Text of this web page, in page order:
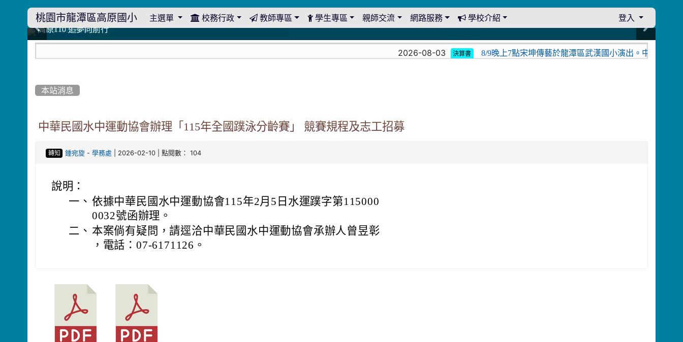
桃園市龍潭區高原國小 主選單 校務行政 教師專區 學生專區 親師交流 網路服務 學校介紹
登入
114學年度模範生
114學年度模範生
高原110 追夢向前行
高原110 追夢向前行
橄欖樹群
橄欖樹群
:::
2026-08-03 決算書 8/9晚上7點宋坤傳藝於龍潭區武漢國小演出。中壢光影館8
本站消息
中華民國水中運動協會辦理「115年全國蹼泳分齡賽」 競賽規程及志工招募
轉知 鍾宛旋 -學務處 | 2026-02-10 | 點閱數： 104
說明：
一、 依據中華民國水中運動協會115年2月5日水運蹼字第115000
0032號函辦理。
二、 本案倘有疑問，請逕洽中華民國水中運動協會承辦人曾昱彰
，電話：07-6171126。